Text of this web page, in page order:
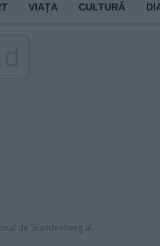
VIAȚA CULTURĂ
de Skandenberg al...